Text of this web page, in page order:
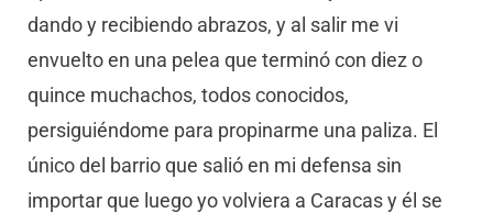
dando y recibiendo abrazos, y al salir me vi
envuelto en una pelea que terminó con diez o
quince muchachos, todos conocidos,
persiguiéndome para propinarme una paliza. El
único del barrio que salió en mi defensa sin
importar que luego yo volviera a Caracas y él se